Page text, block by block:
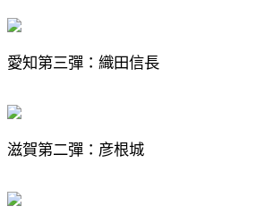
愛知第三彈：織田信長
滋賀第二彈：彦根城